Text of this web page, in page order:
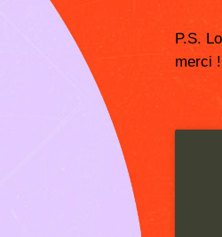
P.S.
merci !